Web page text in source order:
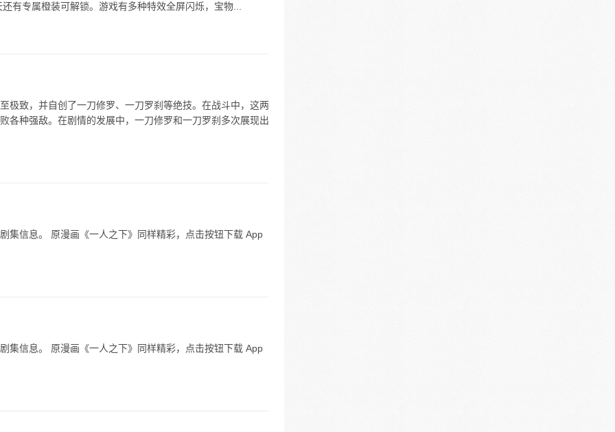
有专属橙装可解锁。游戏有多种特效全屏闪烁，宝物...
极致，并自创了一刀修罗、一刀罗刹等绝技。在战斗中，这两
各种强敌。在剧情的发展中，一刀修罗和一刀罗刹多次展现出
集信息。 原漫画《一人之下》同样精彩，点击按钮下载 App
集信息。 原漫画《一人之下》同样精彩，点击按钮下载 App